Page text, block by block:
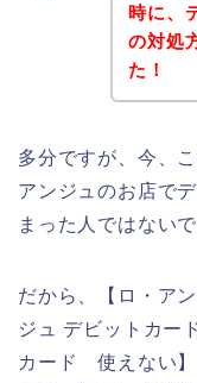
時に、
の対処
た！
多分ですが、今、
アンジュのお店で
まった人ではない
だから、【ロ・ア
ジュ デビットカー
カード 使えない